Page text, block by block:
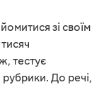
зі своїм
тестує
До речі,